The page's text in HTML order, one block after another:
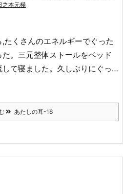
之本元極
たくさんのエネルギーでぐった
。三元整体ストールをベッド
て寝ました。久しぶりにぐっ…
あたしの耳-16